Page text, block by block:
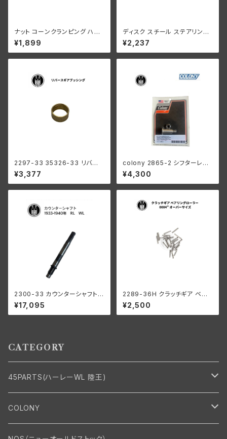
ナット コーンクランピング ハン
ドルバー ハーレーダビッドソン 1
936-48年 EL FL UL クローム
メッキ
¥1,899
ディスク スチール ステアリング
ダンパー ハーレー 1936-47年
EL UL 1941-52年 WL G 白メ
ッキ
¥2,237
2297-33 35326-33 リバー
ス ギア ブッシング メインシャフ
ト ハーレーダビッドソン 1941-
73年 WL G ミッション
¥3,377
colony 2865-2 シフターレバ
ースタッド ハーレー 1916-193
6オールモデル 1936 61” 以外
陸王
¥4,300
2300-33 カウンターシャフト 1
933-1940年 RL/WL/G
¥17,095
2289-36H クラッチギア ベア
リングローラー 0006" オーバ
ーサイズ 44個 ハーレーダビッ
ドソン
¥2,500
CATEGORY
45PARTS(ハーレーWL 陸王)
エンジン
エンジン・シリンダーヘッド
COLONY